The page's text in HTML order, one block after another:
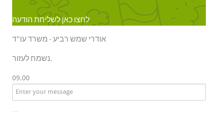
לחצו כאן לשליחת הודעה
אודרי שמש רביע - משרד עו"ד
נשמח לעזור.
09.00